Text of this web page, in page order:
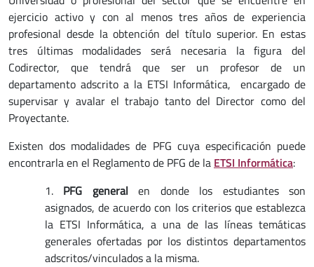
ejercicio activo y con al menos tres años de experiencia
profesional desde la obtención del título superior. En estas
tres últimas modalidades será necesaria la figura del
Codirector, que tendrá que ser un profesor de un
departamento adscrito a la ETSI Informática, encargado de
supervisar y avalar el trabajo tanto del Director como del
Proyectante.
Existen dos modalidades de PFG cuya especificación puede
encontrarla en el Reglamento de PFG de la ETSI Informática:
1. PFG generalen donde los estudiantes son
asignados, de acuerdo con los criterios que establezca
la ETSI Informática, a una de las líneas temáticas
generales ofertadas por los distintos departamentos
adscritos/vinculados a la misma.